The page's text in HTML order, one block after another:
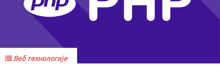
Веб технологије